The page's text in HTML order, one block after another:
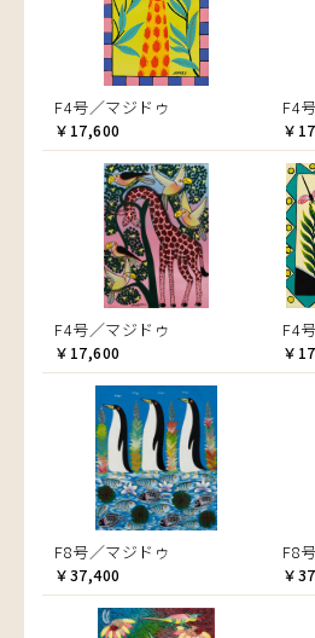
F4号／マジドゥ
￥17,600
F4
￥
F4号／マジドゥ
￥17,600
F4
￥
F8号／マジドゥ
￥37,400
F8
￥